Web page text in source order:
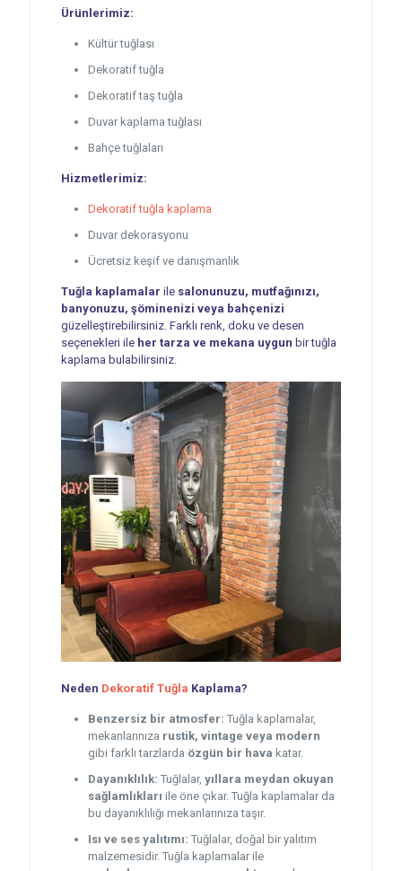
Ürünlerimiz:
Kültür tuğlası
Dekoratif tuğla
Dekoratif taş tuğla
Duvar kaplama tuğlası
Bahçe tuğlaları
Hizmetlerimiz:
Dekoratif tuğla kaplama
Duvar dekorasyonu
Ücretsiz keşif ve danışmanlık
Tuğla kaplamalar ile salonunuzu, mutfağınızı,
banyonuzu, şöminenizi veya bahçenizi
güzelleştirebilirsiniz. Farklı renk, doku ve desen
seçenekleri ile her tarza ve mekana uygun bir tuğla
kaplama bulabilirsiniz.
Neden Dekoratif Tuğla Kaplama?
Benzersiz bir atmosfer: Tuğla kaplamalar,
mekanlarınıza rustik, vintage veya modern
gibi farklı tarzlarda özgün bir hava katar.
Dayanıklılık: Tuğlalar, yıllara meydan okuyan
sağlamlıkları ile öne çıkar. Tuğla kaplamalar da
bu dayanıklılığı mekanlarınıza taşır.
Isı ve ses yalıtımı: Tuğlalar, doğal bir yalıtım
malzemesidir. Tuğla kaplamalar ile